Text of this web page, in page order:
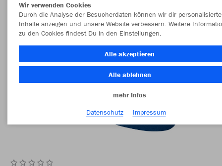
Wir verwenden Cookies
Durch die Analyse der Besucherdaten können wir dir personalisierte
Inhalte anzeigen und unsere Website verbessern. Weitere
zu den Cookies findest Du in den Einstellungen.
Alle akzeptieren
Alle ablehnen
mehr Infos
Datenschutz
Impressum